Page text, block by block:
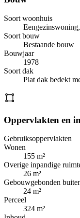
Soort woonhuis
Soort bouw
Bestaande bouw
Bouwjaar
1978
Soort dak
Plat dak bedekt
Oppervlakten en
Gebruiksoppervlakten
Wonen
155 m²
Overige inpandige
26 m²
Gebouwgebonden
24 m²
Perceel
324 m²